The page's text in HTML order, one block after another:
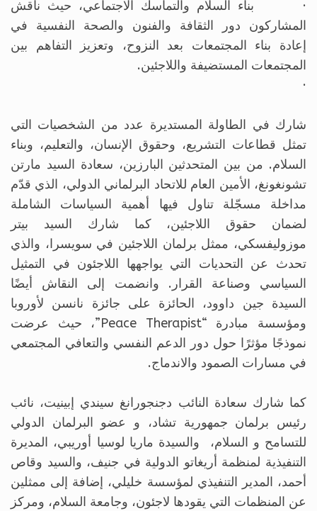
· بناء السلام والتماسك الاجتماعي، حيث ناقش
المشاركون دور الثقافة والفنون والصحة النفسية في
إعادة بناء المجتمعات بعد النزوح، وتعزيز التفاهم بين
المجتمعات المستضيفة واللاجئين.
·
شارك في الطاولة المستديرة عدد من الشخصيات التي
تمثل قطاعات التشريع، وحقوق الإنسان، والتعليم، وبناء
السلام. من بين المتحدثين البارزين، سعادة السيد مارتن
تشونغونغ، الأمين العام للاتحاد البرلماني الدولي، الذي قدّم
مداخلة مسجّلة تناول فيها أهمية السياسات الشاملة
لضمان حقوق اللاجئين، كما شارك السيد بيتر
موزوليفسكي، ممثل برلمان اللاجئين في سويسرا، والذي
تحدث عن التحديات التي يواجهها اللاجئون في التمثيل
السياسي وصناعة القرار. وانضمت إلى النقاش أيضًا
السيدة جين داوود، الحائزة على جائزة نانسن لأوروبا
ومؤسسة مبادرة “Peace Therapist”، حيث عرضت
نموذجًا مؤثرًا حول دور الدعم النفسي والتعافي المجتمعي
في مسارات الصمود والاندماج.
كما شارك سعادة النائب دجنجورانغ سيندي إبينيت، نائب
رئيس برلمان جمهورية تشاد، و عضو البرلمان الدولي
للتسامح و السلام، والسيدة ماريا لوسيا أوريبي، المديرة
التنفيذية لمنظمة أريغاتو الدولية في جنيف، والسيد وقاص
أحمد، المدير التنفيذي لمؤسسة خليلي، إضافة إلى ممثلين
عن المنظمات التي يقودها لاجئون، وجامعة السلام، ومركز